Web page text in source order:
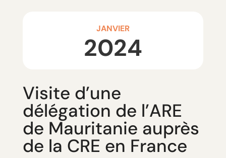
JANVIER
2024
Visite d’une
délégation de l’ARE
de Mauritanie auprès
de la CRE en France